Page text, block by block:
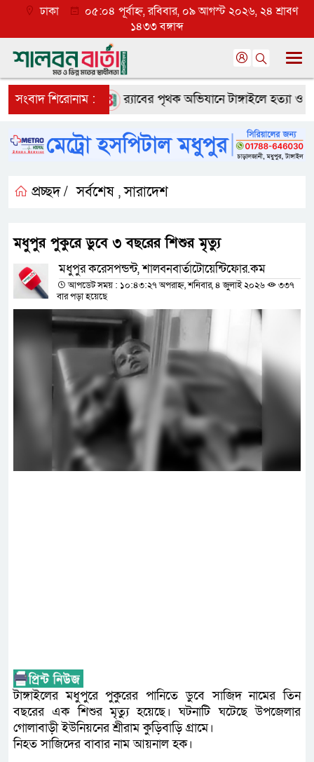
ঢাকা
০৫:০৪ পূর্বাহ্ন, রবিবার, ০৯ আগস্ট ২০২৬, ২৪ শ্রাবণ
১৪৩৩ বঙ্গাব্দ
সংবাদ শিরোনাম :
ব্যাপক প্রত্যাশা র‌্যাবের পৃথক অভিযানে টাঙ্গাইলে হত্যা ও
প্রচ্ছদ / সর্বশেষ ,সারাদেশ
মধুপুর পুকুরে ডুবে ৩ বছরের শিশুর মৃত্যু
মধুপুর করেসপন্ডন্ট, শালবনবার্তাটোয়েন্টিফোর.কম
আপডেট সময় : ১০:৪৩:২৭ অপরাহ্ন, শনিবার, ৪ জুলাই ২০২৬
৩৩৭
বার পড়া হয়েছে
টাঙ্গাইলের মধুপুরে পুকুরের পানিতে ডুবে সাজিদ নামের তিন
বছরের এক শিশুর মৃত্যু হয়েছে। ঘটনাটি ঘটেছে উপজেলার
গোলাবাড়ী ইউনিয়নের শ্রীরাম কুড়িবাড়ি গ্রামে।
নিহত সাজিদের বাবার নাম আয়নাল হক।